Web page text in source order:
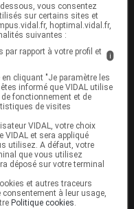
dessous, vous consentez
sur certains sites et
hoptimal.vidal.fr,
suivantes :
par rapport à votre profil et
i
cliquant "Je paramètre les
informé que VIDAL utilise
fonctionnement et de
de visites
VIDAL, votre choix
VIDAL et sera appliqué
utilisez. A défaut, votre
que vous utilisez
déposé sur votre terminal
et autres traceurs
à leur usage,
Politique cookies